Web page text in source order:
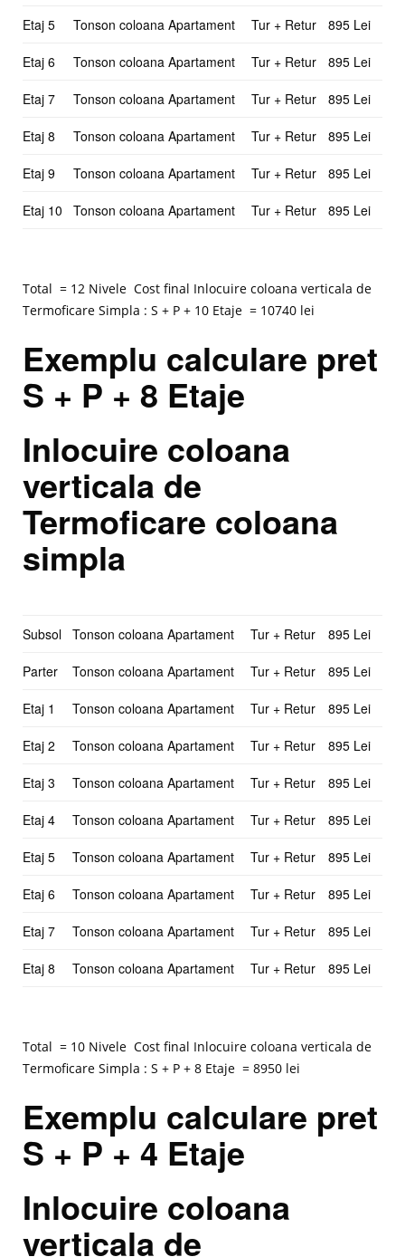
Etaj 5 Tonson coloana Apartament Tur + Retur 895 Lei
Etaj 6 Tonson coloana Apartament Tur + Retur 895 Lei
Etaj 7 Tonson coloana Apartament Tur + Retur 895 Lei
Etaj 8 Tonson coloana Apartament Tur + Retur 895 Lei
Etaj 9 Tonson coloana Apartament Tur + Retur 895 Lei
Etaj 10 Tonson coloana Apartament Tur + Retur 895 Lei
Total = 12 Nivele Cost final Inlocuire coloana verticala de
Termoficare Simpla : S + P + 10 Etaje = 10740 lei
Exemplu calculare pret
S + P + 8 Etaje
Inlocuire coloana
verticala de
Termoficare coloana
simpla
Subsol Tonson coloana Apartament Tur + Retur 895 Lei
Parter Tonson coloana Apartament Tur + Retur 895 Lei
Etaj 1 Tonson coloana Apartament Tur + Retur 895 Lei
Etaj 2 Tonson coloana Apartament Tur + Retur 895 Lei
Etaj 3 Tonson coloana Apartament Tur + Retur 895 Lei
Etaj 4 Tonson coloana Apartament Tur + Retur 895 Lei
Etaj 5 Tonson coloana Apartament Tur + Retur 895 Lei
Etaj 6 Tonson coloana Apartament Tur + Retur 895 Lei
Etaj 7 Tonson coloana Apartament Tur + Retur 895 Lei
Etaj 8 Tonson coloana Apartament Tur + Retur 895 Lei
Total = 10 Nivele Cost final Inlocuire coloana verticala de
Termoficare Simpla : S + P + 8 Etaje = 8950 lei
Exemplu calculare pret
S + P + 4 Etaje
Inlocuire coloana
verticala de